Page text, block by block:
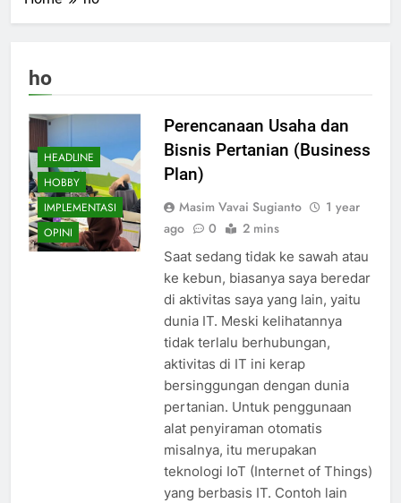
ho
HEADLINE
HOBBY
IMPLEMENTASI
OPINI
Perencanaan Usaha dan
Bisnis Pertanian (Business
Plan)
Masim Vavai Sugianto
1 year
ago
0 2 mins
Saat sedang tidak ke sawah atau
ke kebun, biasanya saya beredar
di aktivitas saya yang lain, yaitu
dunia IT. Meski kelihatannya
tidak terlalu berhubungan,
aktivitas di IT ini kerap
bersinggungan dengan dunia
pertanian. Untuk penggunaan
alat penyiraman otomatis
misalnya, itu merupakan
teknologi IoT (Internet of Things)
yang berbasis IT. Contoh lain